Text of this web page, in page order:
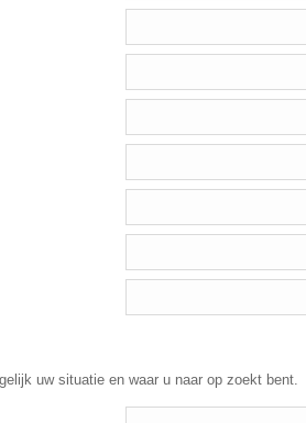
uw situatie en waar u naar op zoekt bent.